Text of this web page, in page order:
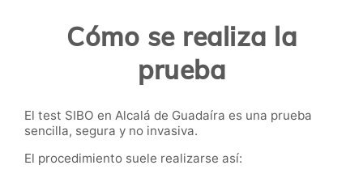
Cómo se realiza la
prueba
El test SIBO en Alcalá de Guadaíra es una prueba
sencilla, segura y no invasiva.
El procedimiento suele realizarse así: